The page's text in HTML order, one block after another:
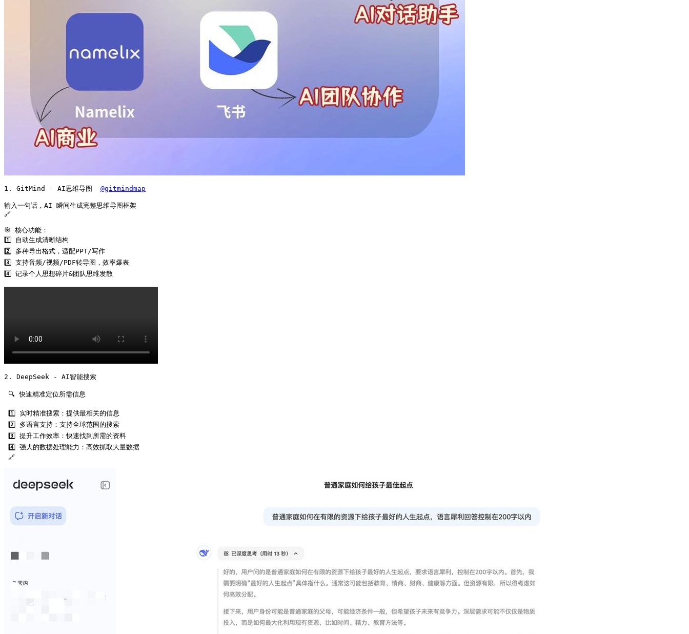
1. GitMind - AI思维导图 @gitmindmap
输入一句话，AI 瞬间生成完整思维导图框架
🔗
🎯 核心功能：
1️⃣ 自动生成清晰结构
2️⃣ 多种导出格式，适配PPT/写作
3️⃣ 支持音频/视频/PDF转导图，效率爆表
4️⃣ 记录个人思想碎片&团队思维发散
2. DeepSeek - AI智能搜索
🔍 快速精准定位所需信息
1️⃣ 实时精准搜索：提供最相关的信息
2️⃣ 多语言支持：支持全球范围的搜索
3️⃣ 提升工作效率：快速找到所需的资料
4️⃣ 强大的数据处理能力：高效抓取大量数据
🔗